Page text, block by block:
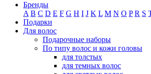
Бренды
A B C D E F G H I J K L M N O P R S
Подарки
Для волос
Подарочные наборы
По типу волос и кожи головы
для толстых
для темных волос